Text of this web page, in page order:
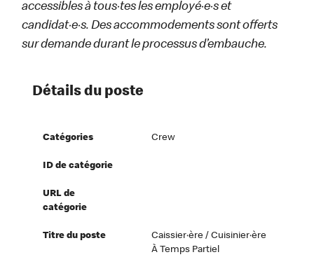
accessibles à tous·tes les employé·e·s et
candidat·e·s. Des accommodements sont offerts
sur demande durant le processus d’embauche.
Détails du poste
Catégories Crew
ID de catégorie
URL de
catégorie
Titre du poste
Caissier·ère / Cuisinier·ère
À Temps Partiel